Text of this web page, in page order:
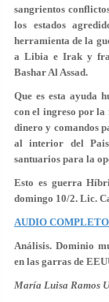
sangrientos
los estados
herramienta de la
a Libia e Irak y
Bashar Al Assad.
Que es esta ayuda
con el ingreso por la
dinero y comandos
al interior del Pais
santuarios para la
Esto es guerra
domingo 10/2. Lic.
AUDIO COMPLETO
Análisis. Dominio
en las garras de
María Luisa Ramos